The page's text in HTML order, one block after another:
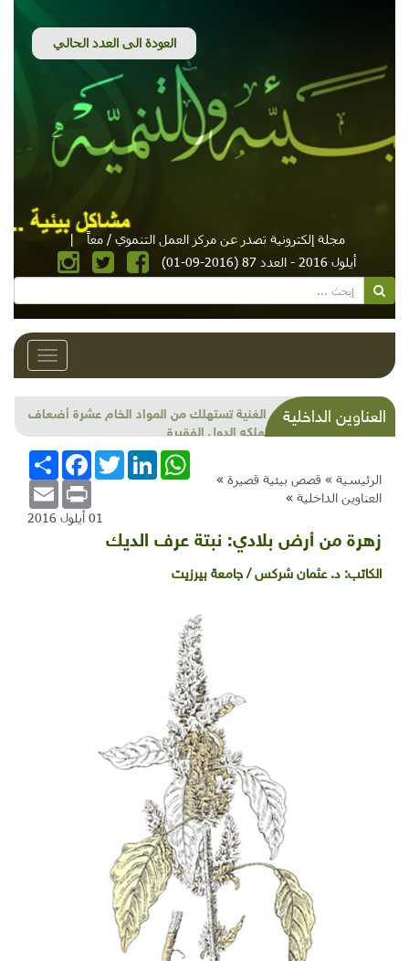
مجلة إلكترونية تصدر عن مركز العمل التنموي / معاً
|
أيلول 2016 - العدد 87 (2016-09-01)
Toggle
العناوين الداخليةالدول الغنية تستهلك من المواد الخام عشرة أضعاف
ما تستهلكه الدول الفقيرة
الرئيسية » قصص بيئية قصيرة »
العناوين الداخلية »
انشر
FacebookTwitterLinkedInWhatsApp
Email Print
01 أيلول 2016
زهرة من أرض بلادي: نبتة عرف الديك
الكاتب: د. عثمان شركس / جامعة بيرزيت